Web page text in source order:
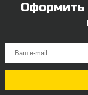
Оформить